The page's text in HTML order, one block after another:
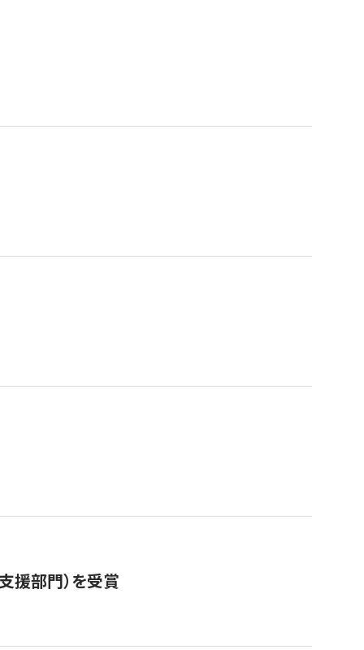
援部門）を受賞